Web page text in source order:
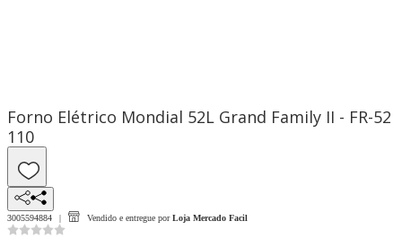
Forno Elétrico Mondial 52L Grand Family II - FR-52
110
3005594884 Vendido e entregue por Loja Mercado Facil